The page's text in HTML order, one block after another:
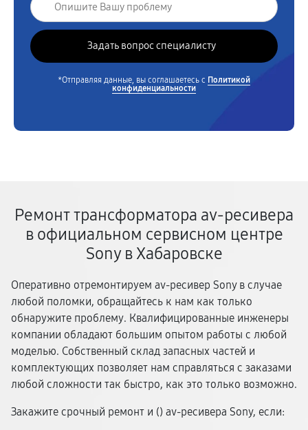
*Отправляя данные, вы соглашаетесь с Политикой
конфиденциальности
Ремонт трансформатора av-ресивера
в официальном сервисном центре
Sony в Хабаровске
Оперативно отремонтируем av-ресивер Sony в случае
любой поломки, обращайтесь к нам как только
обнаружите проблему. Квалифицированные инженеры
компании обладают большим опытом работы с любой
моделью. Собственный склад запасных частей и
комплектующих позволяет нам справляться с заказами
любой сложности так быстро, как это только возможно.
Закажите срочный ремонт и () av-ресивера Sony, если: